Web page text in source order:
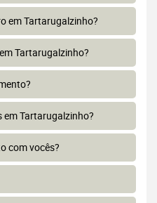
em Tartarugalzinho?
Tartarugalzinho?
em Tartarugalzinho?
com vocês?